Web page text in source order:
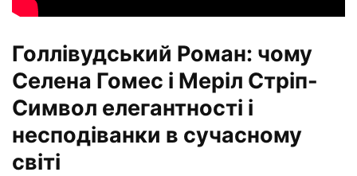
Голлівудський Роман: чому
Селена Гомес і Меріл Стріп-
Символ елегантності і
несподіванки в сучасному
світі